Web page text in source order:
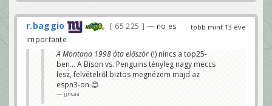
több mint 13 éve
r.baggio 65 225
— no es
importante
A Montana 1998 óta először (!) nincs a top25-
ben... A Bison vs. Penguins tényleg nagy meccs
lesz, felvételről biztos megnézem majd az
espn3-on 😊
jjncaa